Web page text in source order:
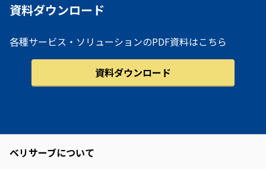
資料ダウンロード
各種サービス・ソリューションのPDF資料はこちら
資料ダウンロード
ベリサーブについて